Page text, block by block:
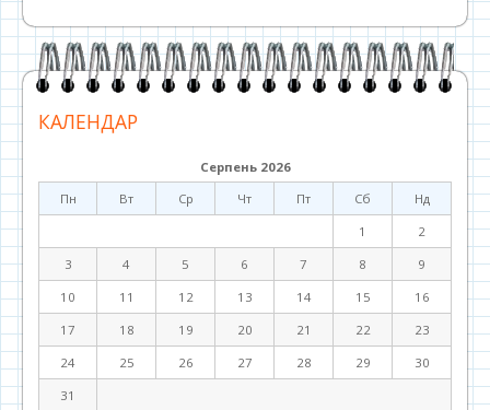
КАЛЕНДАР
Серпень 2026
Пн
Вт Ср Чт Пт Сб
Нд
1
2
3
4 5 6 7 8
9
10
11 12 13 14 15
16
17
18 19 20 21 22
23
24
25 26 27 28 29
30
31